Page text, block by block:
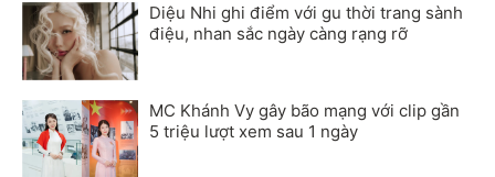
Diệu Nhi ghi điểm với gu thời trang sành
điệu, nhan sắc ngày càng rạng rỡ
MC Khánh Vy gây bão mạng với clip gần
5 triệu lượt xem sau 1 ngày